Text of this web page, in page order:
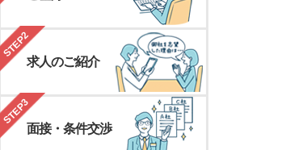
STEP2
求人のご紹介
STEP3
面接・条件交渉